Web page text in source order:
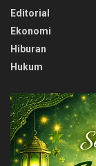
Editorial
Ekonomi
Hiburan
Hukum